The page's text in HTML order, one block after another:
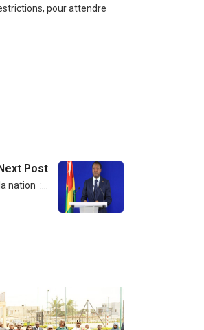
pour attendre
Post
nation :…